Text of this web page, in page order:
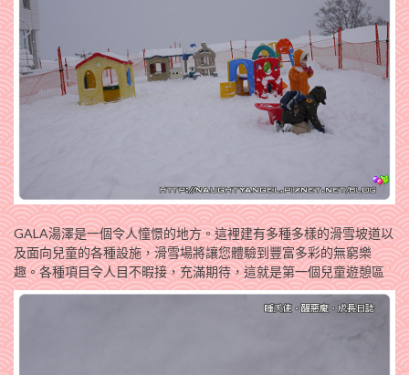
GALA湯澤是一個令人憧憬的地方。這裡建有多種多樣的滑雪坡道以
及面向兒童的各種設施，滑雪場將讓您體驗到豐富多彩的無窮樂
趣。各種項目令人目不暇接，充滿期待，這就是第一個兒童遊憩區